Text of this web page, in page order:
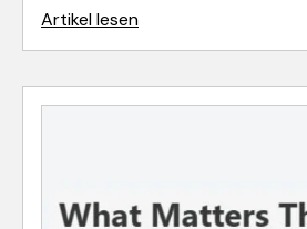
Artikel lesen